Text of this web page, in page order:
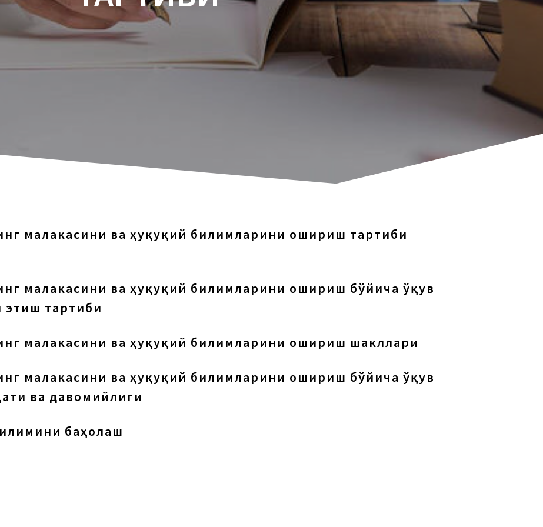
малакасини ва ҳуқуқий билимларини ошириш тартиби
малакасини ва ҳуқуқий билимларини ошириш бўйича ўқув
тартиби
малакасини ва ҳуқуқий билимларини ошириш шакллари
малакасини ва ҳуқуқий билимларини ошириш бўйича ўқув
ва давомийлиги
баҳолаш